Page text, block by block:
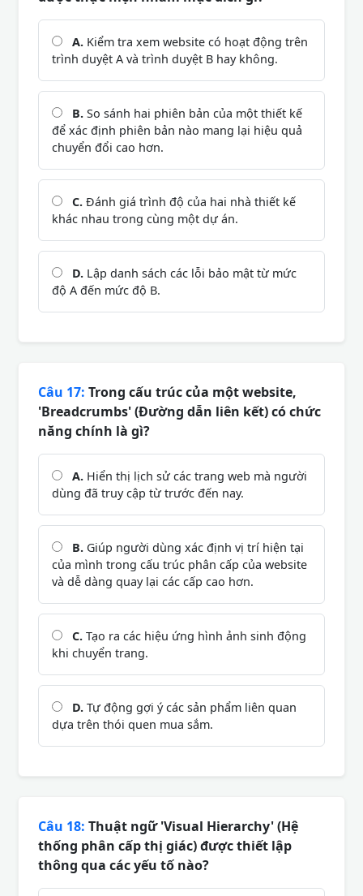
A. Kiểm tra xem website có hoạt động trên
trình duyệt A và trình duyệt B hay không.
B. So sánh hai phiên bản của một thiết kế
để xác định phiên bản nào mang lại hiệu quả
chuyển đổi cao hơn.
C. Đánh giá trình độ của hai nhà thiết kế
khác nhau trong cùng một dự án.
D. Lập danh sách các lỗi bảo mật từ mức
độ A đến mức độ B.
Câu 17: Trong cấu trúc của một website,
'Breadcrumbs' (Đường dẫn liên kết) có chức
năng chính là gì?
A. Hiển thị lịch sử các trang web mà người
dùng đã truy cập từ trước đến nay.
B. Giúp người dùng xác định vị trí hiện tại
của mình trong cấu trúc phân cấp của website
và dễ dàng quay lại các cấp cao hơn.
C. Tạo ra các hiệu ứng hình ảnh sinh động
khi chuyển trang.
D. Tự động gợi ý các sản phẩm liên quan
dựa trên thói quen mua sắm.
Câu 18: Thuật ngữ 'Visual Hierarchy' (Hệ
thống phân cấp thị giác) được thiết lập
thông qua các yếu tố nào?